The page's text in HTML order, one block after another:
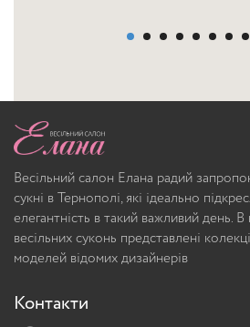
Весільний салон Елана радий
сукні в Тернополі, які ідеально
елегантність в такий важливий день.
весільних суконь представлені
моделей відомих дизайнерів
Контакти